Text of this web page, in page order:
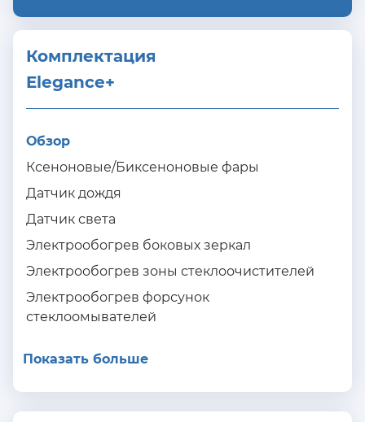
Комплектация
Elegance+
Обзор
Ксеноновые/Биксеноновые фары
Датчик дождя
Датчик света
Электрообогрев боковых зеркал
Электрообогрев зоны стеклоочистителей
Электрообогрев форсунок
стеклоомывателей
Показать больше